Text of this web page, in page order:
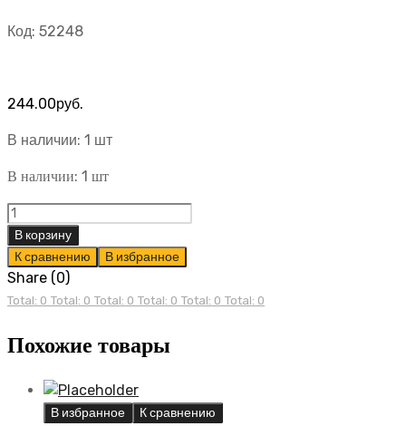
Код: 52248
244.00руб.
В наличии: 1 шт
В наличии: 1 шт
ТС-357
TON
Проникающая
смазка
40
quantity
В корзину
К сравнению
В избранное
Share (0)
Total: 0 Total: 0 Total: 0 Total: 0 Total: 0 Total: 0
Похожие товары
В избранное К сравнению